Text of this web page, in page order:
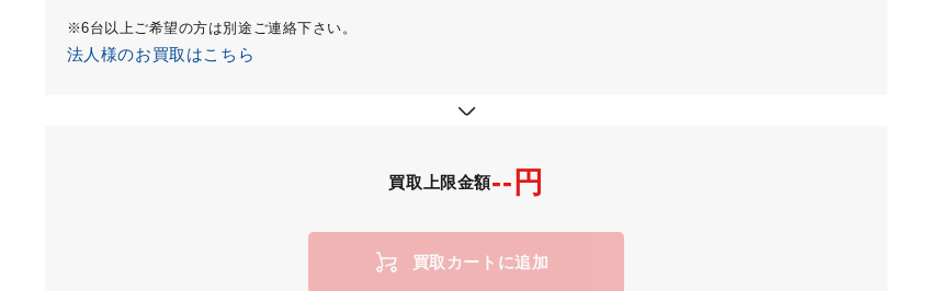
※6台以上ご希望の方は別途ご連絡下さい。
法人様のお買取はこちら
買取上限金額--円
買取カートに追加